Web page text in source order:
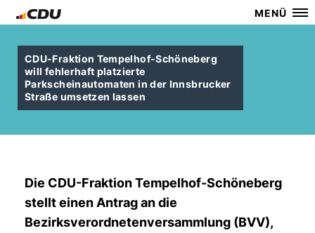
MENÜ
CDU-Fraktion Tempelhof-Schöneberg
will fehlerhaft platzierte
Parkscheinautomaten in der Innsbrucker
Straße umsetzen lassen
Die CDU-Fraktion Tempelhof-Schöneberg
stellt einen Antrag an die
Bezirksverordnetenversammlung (BVV),